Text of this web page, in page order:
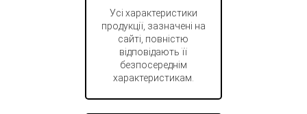
Усі характеристики
продукції, зазначені на
сайті, повністю
відповідають її
безпосереднім
характеристикам.